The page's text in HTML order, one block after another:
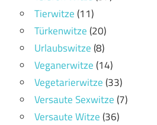
Tierwitze(11)
Türkenwitze(20)
Urlaubswitze(8)
Veganerwitze(14)
Vegetarierwitze(33)
Versaute Sexwitze(7)
Versaute Witze(36)